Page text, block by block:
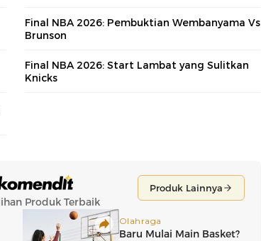
Final NBA 2026: Pembuktian Wembanyama Vs
Brunson
Final NBA 2026: Start Lambat yang Sulitkan
Knicks